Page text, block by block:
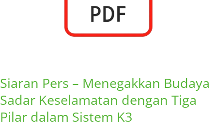
Siaran Pers – Menegakkan Budaya
Sadar Keselamatan dengan Tiga
Pilar dalam Sistem K3